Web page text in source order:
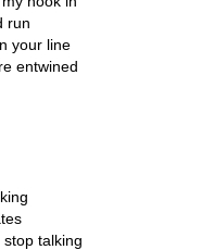
run
your line
entwined
talking